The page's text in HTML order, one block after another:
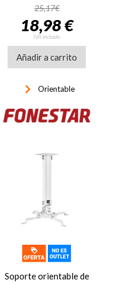
25,17€
18,98 €
IVA incluido
Añadir a carrito
keyboard_arrow_right Orientable
Soporte orientable de